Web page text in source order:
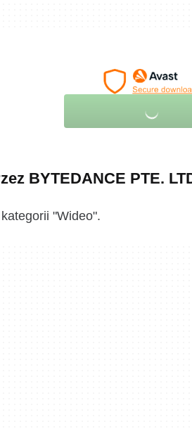
BYTEDANCE PTE.
"Wideo".